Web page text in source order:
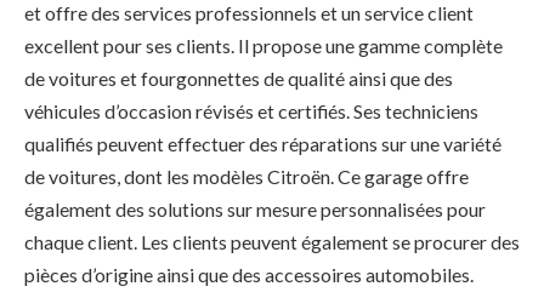
et offre des services professionnels et un service client
excellent pour ses clients. Il propose une gamme complète
de voitures et fourgonnettes de qualité ainsi que des
véhicules d’occasion révisés et certifiés. Ses techniciens
qualifiés peuvent effectuer des réparations sur une variété
de voitures, dont les modèles Citroën. Ce garage offre
également des solutions sur mesure personnalisées pour
chaque client. Les clients peuvent également se procurer des
pièces d’origine ainsi que des accessoires automobiles.